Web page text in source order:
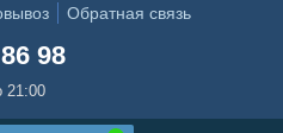
Обратная связь
98
21:00